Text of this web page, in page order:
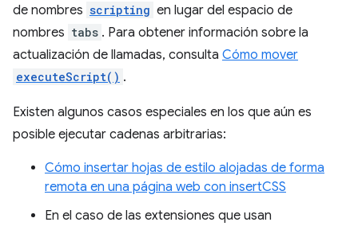
de nombres scripting en lugar del espacio de
nombres tabs . Para obtener información sobre la
actualización de llamadas, consulta Cómo mover
executeScript() .
Existen algunos casos especiales en los que aún es
posible ejecutar cadenas arbitrarias:
Cómo insertar hojas de estilo alojadas de forma
remota en una página web con insertCSS
En el caso de las extensiones que usan